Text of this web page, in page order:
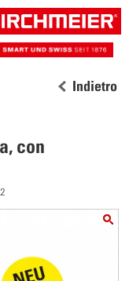
Indietro
con